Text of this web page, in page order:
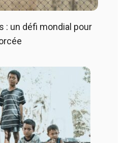
: un défi mondial pour